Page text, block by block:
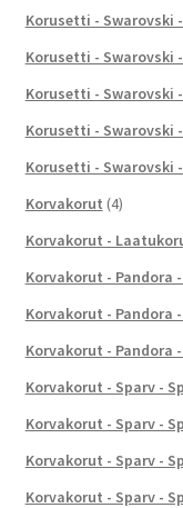
Korusetti - Swarovski
Korusetti - Swarovski
Korusetti - Swarovski
Korusetti - Swarovski
Korusetti - Swarovski
Korvakorut (4)
Korvakorut -
Korvakorut - Pandora
Korvakorut - Pandora
Korvakorut - Pandora
Korvakorut - Sparv -
Korvakorut - Sparv -
Korvakorut - Sparv -
Korvakorut - Sparv -